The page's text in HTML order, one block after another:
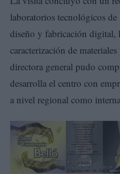
laboratorios tecnológicos
diseño y fabricación digital,
caracterización de
directora general pudo
desarrolla el centro con
a nivel regional como